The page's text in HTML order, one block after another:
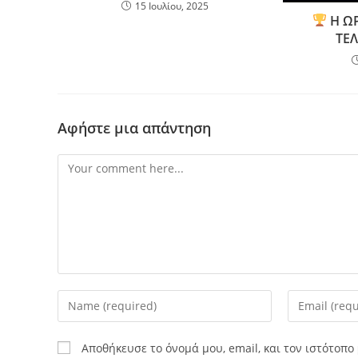
15 Ιουλίου, 2025
Η
Αφήστε μια απάντηση
Αποθήκευσε το όνομά μου, email, και τον